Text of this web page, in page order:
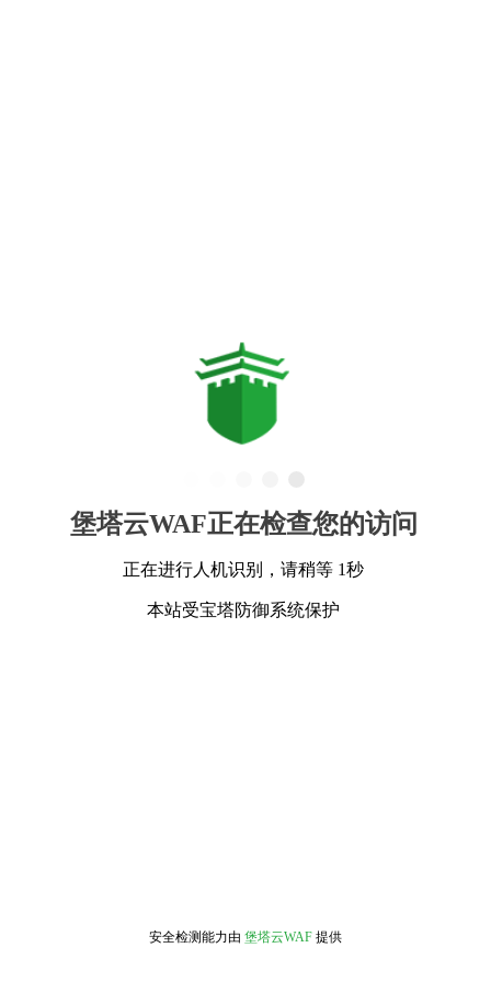
堡塔云WAF正在检查您的访问
正在进行人机识别，请稍等 1秒
本站受宝塔防御系统保护
安全检测能力由 堡塔云WAF 提供